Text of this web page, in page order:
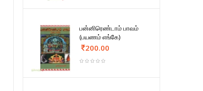
பன்னிரெண்டாம் பாவம்
(பயணம் எங்கே)
200.00